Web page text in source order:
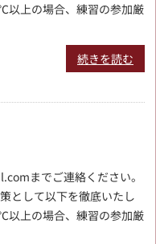
以上の場合、練習の参加厳
続きを読む
までご連絡ください。
として以下を徹底いたし
以上の場合、練習の参加厳